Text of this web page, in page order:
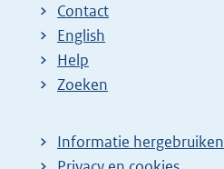
Contact
English
Help
Zoeken
Informatie hergebruiken